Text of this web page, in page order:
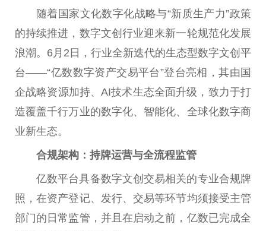
随着国家文化数字化战略与“新质生产力”政策
的持续推进，数字文创行业迎来新一轮规范化发展
浪潮。6月2日，行业全新迭代的生态型数字文创平
台——“亿数数字资产交易平台”登台亮相，其由国
企战略资源加持、AI技术生态全面升级，致力于打
造覆盖千行万业的数字化、智能化、全球化数字商
业新生态。
合规架构：持牌运营与全流程监管
亿数平台具备数字文创交易相关的专业合规牌
照，在资产登记、发行、交易等环节均须接受主管
部门的日常监管，并且在启动之前，亿数已完成全